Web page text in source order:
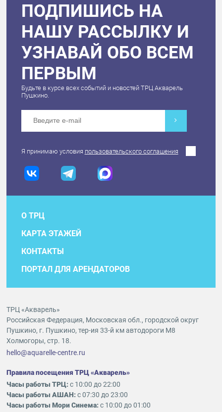
ПОДПИШИСЬ НА
НАШУ РАССЫЛКУ И
УЗНАВАЙ ОБО ВСЕМ
ПЕРВЫМ
Будьте в курсе всех событий и новостей ТРЦ Акварель
Пушкино.
Я принимаю условия пользовательского соглашения
О ТРЦ
КАРТА ЭТАЖЕЙ
КОНТАКТЫ
ПОРТАЛ ДЛЯ АРЕНДАТОРОВ
ТРЦ «Акварель»
Российская Федерация, Московская обл., городской округ
Пушкино, г. Пушкино, тер-ия 33-й км автодороги М8
Холмогоры, стр. 18.
hello@aquarelle-centre.ru
Правила посещения ТРЦ «Акварель»
Часы работы ТРЦ:с 10:00 до 22:00
Часы работы АШАН:с 07:30 до 23:00
Часы работы Мори Синема:с 10:00 до 01:00